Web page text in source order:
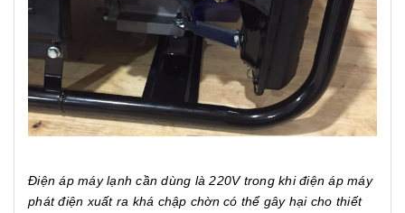
Điện áp máy lạnh cần dùng là 220V trong khi điện áp máy
phát điện xuất ra khá chập chờn có thể gây hại cho thiết